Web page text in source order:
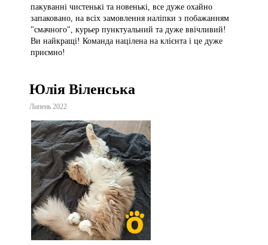
пакуванні чистенькі та новенькі, все дуже охайно
запаковано, на всіх замовлення наліпки з побажанням
"смачного", курьер пунктуальний та дуже ввічливий!
Ви найкращі! Команда націлена на клієнта і це дуже
приємно!
Юлія Віленська
Липень 2022